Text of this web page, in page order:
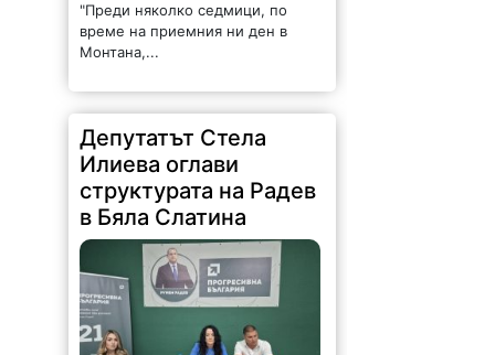
"Преди няколко седмици, по
време на приемния ни ден в
Монтана,...
Депутатът Стела
Илиева оглави
структурата на Радев
в Бяла Слатина